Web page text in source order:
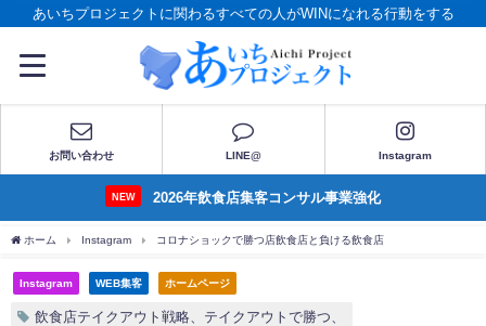
あいちプロジェクトに関わるすべての人がWINになれる行動をする
お問い合わせ LINE@ Instagram
NEW 2026年飲食店集客コンサル事業強化
ホーム Instagram コロナショックで勝つ店飲食店と負ける飲食店
Instagram WEB集客 ホームページ
飲食店テイクアウト戦略、テイクアウトで勝つ、